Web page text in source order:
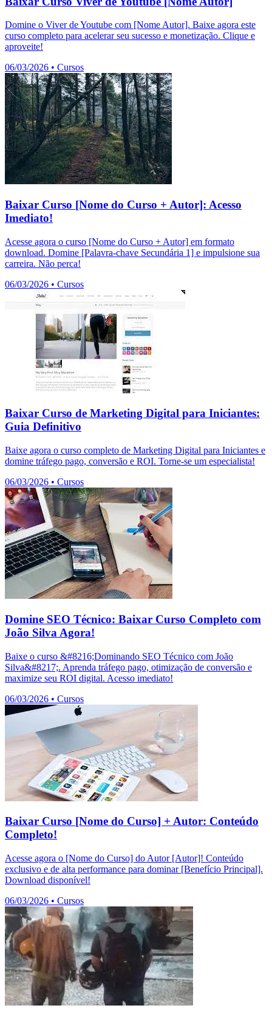
Domine o Viver de Youtube com [Nome Autor]. Baixe agora este
curso completo para acelerar seu sucesso e monetização. Clique e
aproveite!
06/03/2026 • Cursos
Baixar Curso [Nome do Curso + Autor]: Acesso
Imediato!
Acesse agora o curso [Nome do Curso + Autor] em formato
download. Domine [Palavra-chave Secundária 1] e impulsione sua
carreira. Não perca!
06/03/2026 • Cursos
Baixar Curso de Marketing Digital para Iniciantes:
Guia Definitivo
Baixe agora o curso completo de Marketing Digital para Iniciantes e
domine tráfego pago, conversão e ROI. Torne-se um especialista!
06/03/2026 • Cursos
Domine SEO Técnico: Baixar Curso Completo com
João Silva Agora!
Baixe o curso &#8216;Dominando SEO Técnico com João
Silva&#8217;. Aprenda tráfego pago, otimização de conversão e
maximize seu ROI digital. Acesso imediato!
06/03/2026 • Cursos
Baixar Curso [Nome do Curso] + Autor: Conteúdo
Completo!
Acesse agora o [Nome do Curso] do Autor [Autor]! Conteúdo
exclusivo e de alta performance para dominar [Benefício Principal].
Download disponível!
06/03/2026 • Cursos